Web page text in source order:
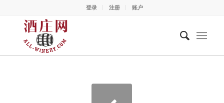
登录 注册 账户